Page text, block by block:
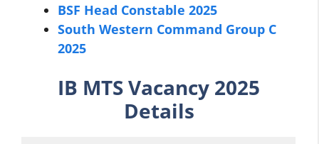
BSF Head Constable 2025
South Western Command Group C
2025
IB MTSVacancy 2025
Details